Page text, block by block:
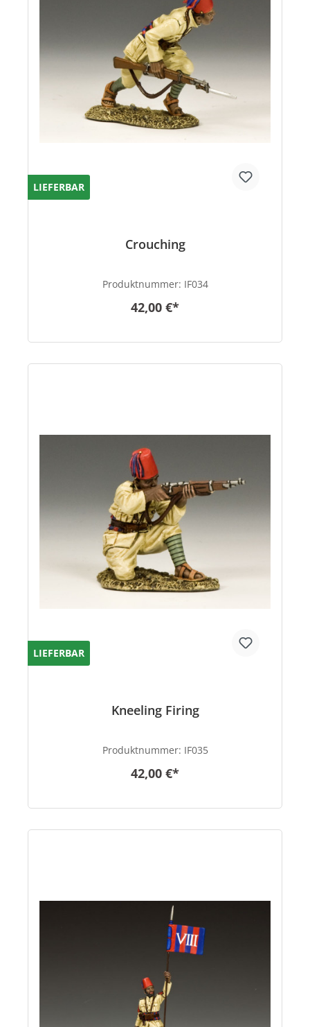
LIEFERBAR
Crouching
Produktnummer: IF034
42,00 €*
LIEFERBAR
Kneeling Firing
Produktnummer: IF035
42,00 €*